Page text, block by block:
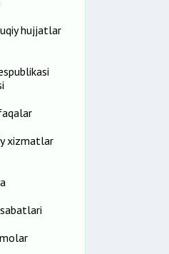
hujjatlar
xizmatlar